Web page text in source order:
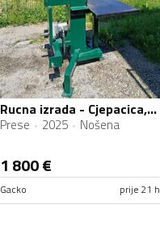
Rucna izrada - Cjepacica,masina za cijepanje drva,cjepac
Prese 2025 Nošena
1 800€
Gacko prije 21 h